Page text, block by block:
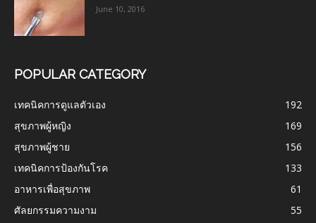
June 10, 2016
POPULAR CATEGORY
เทคนิคการดูแลตัวเอง
192
สุขภาพผู้หญิง
169
สุขภาพผู้ชาย
156
เทคนิคการป้องกันโรค
133
อาหารเพื่อสุขภาพ
61
ศัลยกรรมความงาม
55